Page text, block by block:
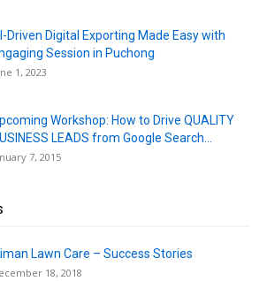
Driven Digital Exporting Made Easy with
Session in Puchong
1, 2023
Workshop: How to Drive QUALITY
LEADS from Google Search...
7, 2015
Lawn Care – Success Stories
18, 2018